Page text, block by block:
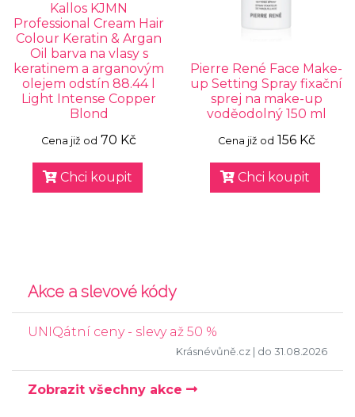
Kallos KJMN
Professional Cream Hair
Colour Keratin & Argan
Oil barva na vlasy s
keratinem a arganovým
olejem odstín 88.44 l
Light Intense Copper
Blond
Cena již od 70 Kč
Chci koupit
Pierre René Face Make-
up Setting Spray fixační
sprej na make-up
voděodolný 150 ml
Cena již od 156 Kč
Chci koupit
Akce a slevové kódy
UNIQátní ceny - slevy až 50 %
Krásnévůně.cz | do 31.08.2026
Zobrazit všechny akce